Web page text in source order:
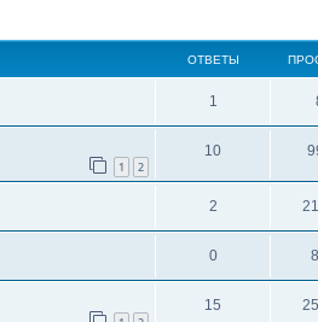
ОТВЕТЫ
1
1 2
10
2
0
15